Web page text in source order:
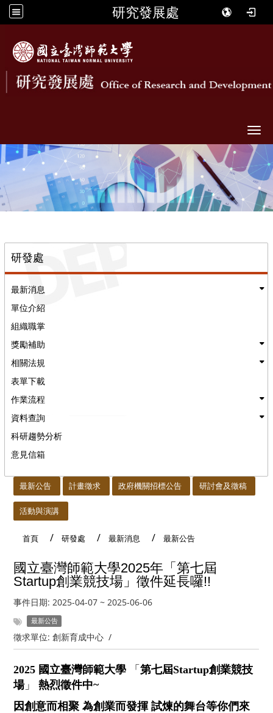
研究發展處
研發處
最新消息
單位介紹
組織職掌
獎勵補助
相關法規
表單下載
作業流程
資料查詢
科研趨勢分析
意見信箱
最新公告 計畫徵求 政府機關招標公告 研討會及徵稿
活動與演講
首頁 研發處 最新消息 最新公告
國立臺灣師範大學2025年 「第七屆
Startup創業競技場」徵件延長囉!!
事件日期: 2025-04-07 ~ 2025-06-06
最新公告
徵求單位: 創新育成中心 /
2025 國立臺灣師範大學 「 第七屆Startup創業競技
場」
熱烈徵件中~
因創意而相聚 為創業而發揮 試煉的舞台等你們來